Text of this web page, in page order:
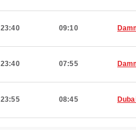
23:40 09:10
23:40 07:55
23:55 08:45